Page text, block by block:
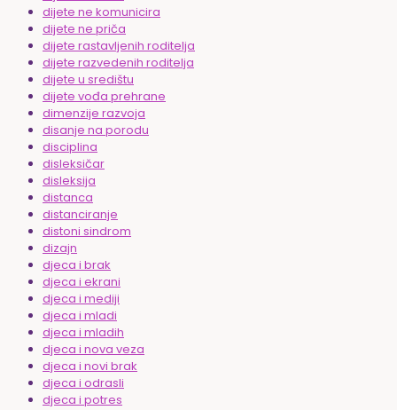
dijete ne komunicira
dijete ne priča
dijete rastavljenih roditelja
dijete razvedenih roditelja
dijete u središtu
dijete vođa prehrane
dimenzije razvoja
disanje na porodu
disciplina
disleksičar
disleksija
distanca
distanciranje
distoni sindrom
dizajn
djeca i brak
djeca i ekrani
djeca i mediji
djeca i mladi
djeca i mladih
djeca i nova veza
djeca i novi brak
djeca i odrasli
djeca i potres